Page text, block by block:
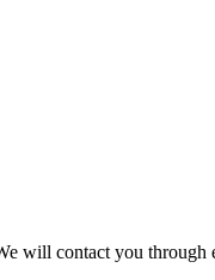
will contact you through